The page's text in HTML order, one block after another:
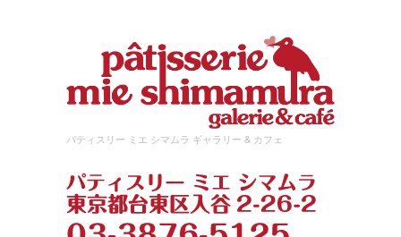
パティスリー ミエ シマムラ ギャラリー & カフェ